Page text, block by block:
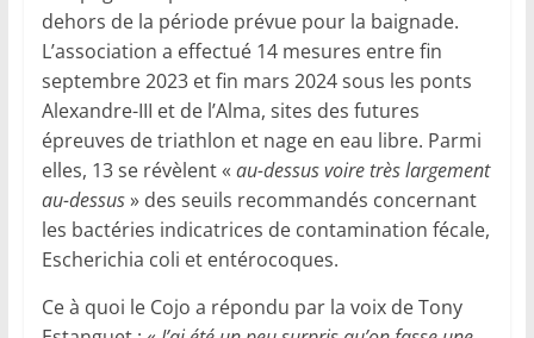
dehors de la période prévue pour la baignade.
L’association a effectué 14 mesures entre fin
septembre 2023 et fin mars 2024 sous les ponts
Alexandre-III et de l’Alma, sites des futures
épreuves de triathlon et nage en eau libre. Parmi
elles, 13 se révèlent « au-dessus voire très largement
au-dessus» des seuils recommandés concernant
les bactéries indicatrices de contamination fécale,
Escherichia coli et entérocoques.
Ce à quoi le Cojo a répondu par la voix de Tony